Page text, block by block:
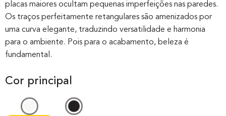
placas maiores ocultam pequenas imperfeições nas paredes.
Os traços perfeitamente retangulares são amenizados por
uma curva elegante, traduzindo versatilidade e harmonia
para o ambiente. Pois para o acabamento, beleza é
fundamental.
Cor principal